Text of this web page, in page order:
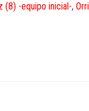
-equipo inicial-,